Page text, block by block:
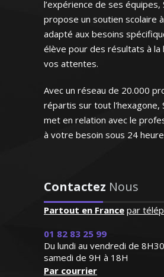
en première L)
contact, identifie
les lacunes de
Très bonne
l'apprentissage.
très agréable et
la forme de tutorat et de
De plus, depuis 1998, je
cours particuliers de
et de physique chimie à
de tous les niveaux.
saurai aider mes élèves à
leurs résultats
Véronique - Professeur
chimie – Strasbourg
pour les étrangers
je donne des cours
personnalisés depuis de
l’expérience de ses équipes,
propose un soutien scolaire
adapté aux besoins
élève pour des résultats à la
vos attentes.
Avec un réseau de 20.000
répartis sur tout l'hexagone,
met en relation avec le
à votre besoin sous 24
Contactez Nous
Partout en France par
01 82 83 25 99
Du lundi au vendredi de
samedi de 9H à 18H
Par courrier